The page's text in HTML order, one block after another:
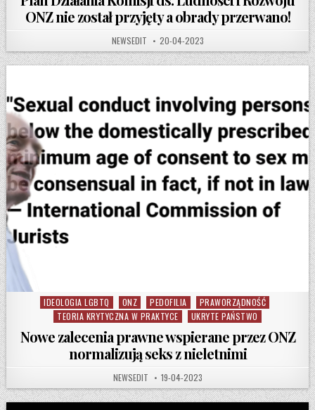
ONZ nie został przyjęty a obrady przerwano!
AUTHOR:
NEWSEDIT PUBLISHED DATE:
20-04-2023
Posted in
IDEOLOGIA LGBTQ ONZ PEDOFILIA
PRAWORZĄDNOŚĆ
TEORIA KRYTYCZNA W PRAKTYCE
UKRYTE PAŃSTWO
Nowe zalecenia prawne wspierane przez ONZ
normalizują seks z nieletnimi
AUTHOR:
NEWSEDIT PUBLISHED DATE:
19-04-2023